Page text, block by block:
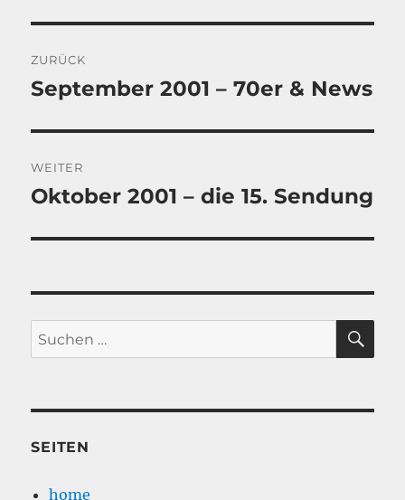
ZURÜCK
Vorheriger
September 2001 – 70er & News
WEITER
Nächster
Oktober 2001 – die 15. Sendung
Suche
nach:
SEITEN
home